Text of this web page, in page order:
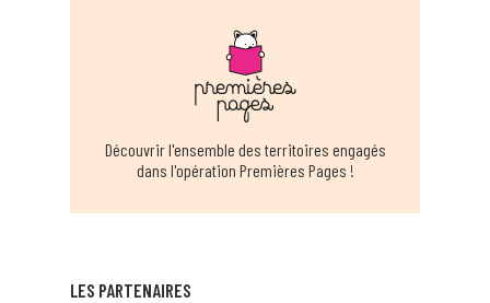
LES PARTENAIRES
Découvrir l'ensemble des territoires engagés
dans l'opération Premières Pages !